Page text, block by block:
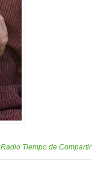
Radio Tiempo de Compartir